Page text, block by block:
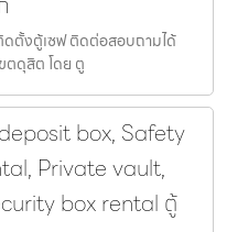
ดตั้งตู้เซฟ ติดต่อสอบถามได้
ตดุสิต โดย ตู
box, Safety
Private vault,
box rental ตู้